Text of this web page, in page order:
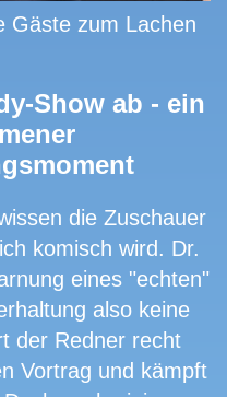
Gäste zum Lachen
Show ab - ein
die Zuschauer
komisch wird. Dr.
eines "echten"
also keine
der Redner recht
Vortrag und kämpft